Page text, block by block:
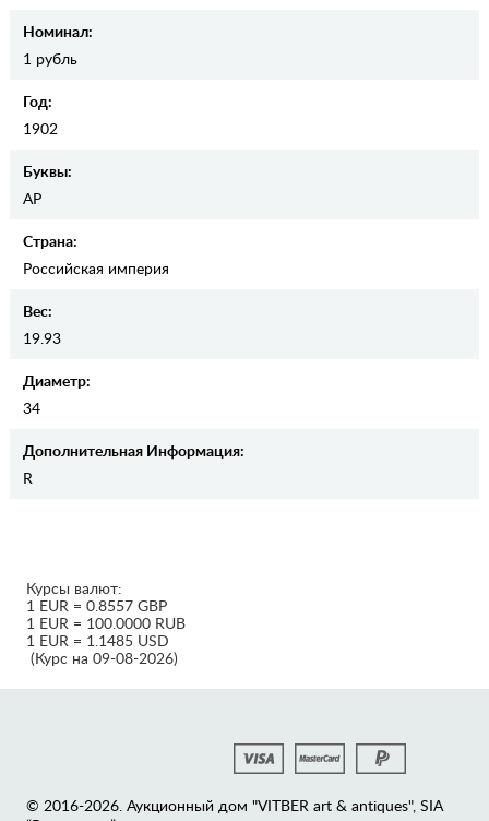
Номинал:
1 рубль
Год:
1902
Буквы:
АР
Страна:
Российская империя
Вес:
19.93
Диаметр:
34
Дополнительная Информация:
R
Курсы валют:
1 EUR = 0.8557 GBP
1 EUR = 100.0000 RUB
1 EUR = 1.1485 USD
(Курс на 09-08-2026)
© 2016-2026. Аукционный дом "VITBER art & antiques", SIA